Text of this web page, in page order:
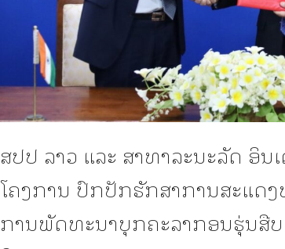
ສປປ ລາວ ແລະ ສາທາລະນະລັດ ອິ
ໂຄງການ ປົກປັກຮັກສາການສະແດ
ການພັດທະນາບຸກຄະລາກອນຮຸ່ນສື